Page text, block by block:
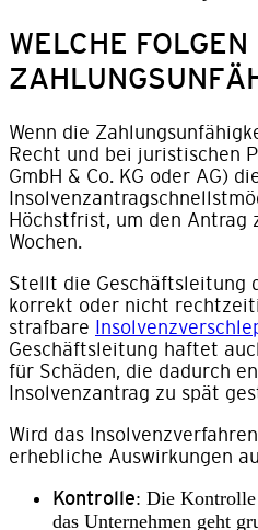
WELCHE FOLGEN
Wenn die
Recht und bei juristischen
GmbH & Co. KG oder AG)
Höchstfrist, um den Antrag
Wochen.
Stellt die Geschäftsleitung
korrekt oder nicht
strafbare
Geschäftsleitung haftet
für Schäden, die dadurch
Insolvenzantrag zu spät
Wird das
erhebliche Auswirkungen
Kontrolle: Die Kontrolle
das Unternehmen geht